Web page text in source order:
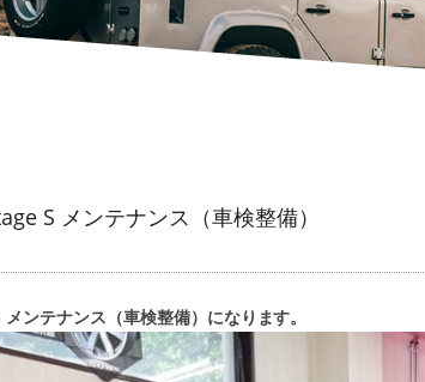
S メンテナンス（車検整備）
ンテナンス（車検整備）になります。